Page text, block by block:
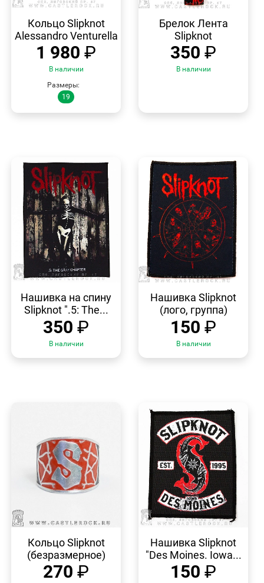
ПРОСМОТР
Кольцо Slipknot
Alessandro Venturella
1 980 ₽
В наличии
Размеры:
19
ПРОСМОТР
Брелок Лента
Slipknot
350 ₽
В наличии
ПРОСМОТР
Нашивка на спину
Slipknot ".5: The...
350 ₽
В наличии
ПРОСМОТР
Нашивка Slipknot
(лого, группа)
150 ₽
В наличии
ПРОСМОТР
Кольцо Slipknot
(безразмерное)
270 ₽
ПРОСМОТР
Нашивка Slipknot
"Des Moines. Iowa...
150 ₽